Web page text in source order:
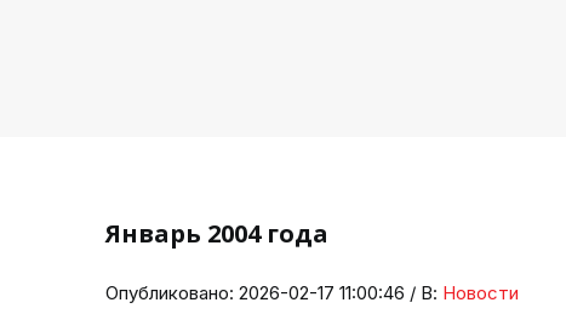
Январь 2004 года
Опубликовано: 2026-02-17 11:00:46 / В: Новости